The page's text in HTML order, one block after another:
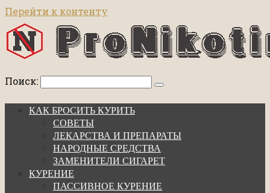
Перейти к контенту
Поиск:
КАК БРОСИТЬ КУРИТЬ
СОВЕТЫ
ЛЕКАРСТВА И ПРЕПАРАТЫ
НАРОДНЫЕ СРЕДСТВА
ЗАМЕНИТЕЛИ СИГАРЕТ
КУРЕНИЕ
ПАССИВНОЕ КУРЕНИЕ